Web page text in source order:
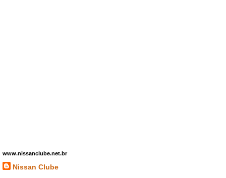
www.nissanclube.net.br
Nissan Clube